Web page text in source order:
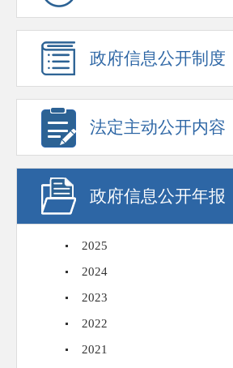
政府信息公开制度
法定主动公开内容
政府信息公开年报
2025
2024
2023
2022
2021